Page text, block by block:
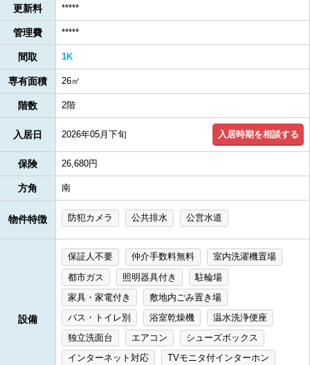
更新料 *****
管理費 *****
間取 1K
専有面積 26㎡
階数 2階
入居日 2026年05月下旬 入居時期を相談する
保険 26,680円
方角 南
物件特徴 防犯カメラ 公共排水 公営水道
設備
保証人不要 仲介手数料無料
室内洗濯機置場
都市ガス
照明器具付き
駐輪場
家具・家電付き
敷地内ごみ置き場
バス・トイレ別
浴室乾燥機
温水洗浄便座
独立洗面台
エアコン
シューズボックス
インターネット対応
TVモニタ付インターホン